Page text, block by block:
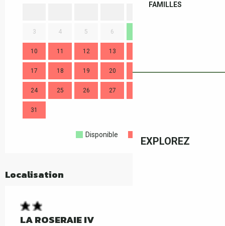
FAMILLES
EXPLOREZ
3 4 5 6
10 11 12 13
17 18 19 20 21 22 23
24 25 26 27
31
21
Disponible
Localisation
LA ROSERAIE IV